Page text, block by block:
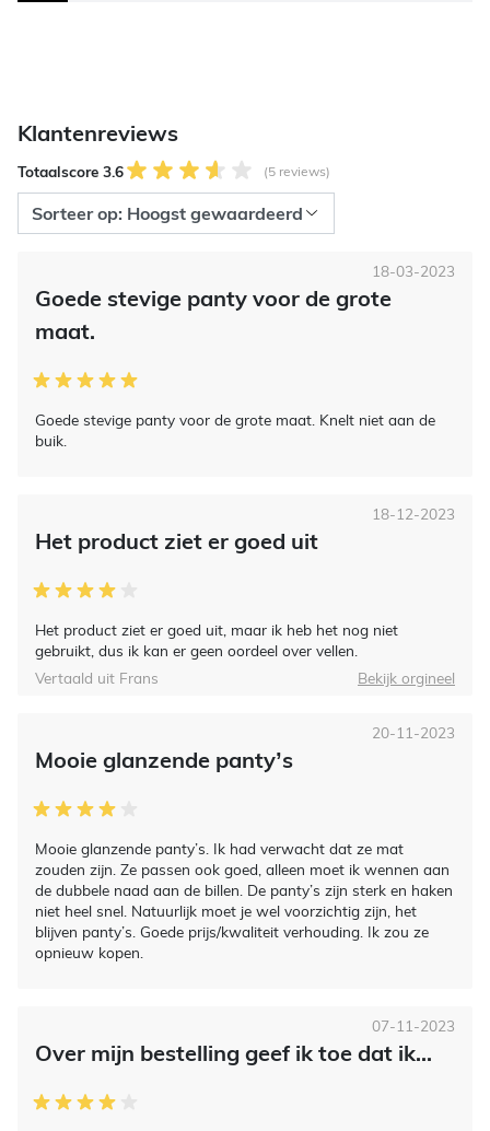
Klantenreviews
Totaalscore 3.6 (5 reviews)
Goede stevige panty voor de grote
maat.
Goede stevige panty voor de grote maat. Knelt niet aan de
buik.
18-03-2023
Het product ziet er goed uit
Het product ziet er goed uit, maar ik heb het nog niet
gebruikt, dus ik kan er geen oordeel over vellen.
18-12-2023
Vertaald uit Frans Bekijk orgineel
Mooie glanzende panty’s
Mooie glanzende panty’s. Ik had verwacht dat ze mat
zouden zijn. Ze passen ook goed, alleen moet ik wennen aan
de dubbele naad aan de billen. De panty’s zijn sterk en haken
niet heel snel. Natuurlijk moet je wel voorzichtig zijn, het
blijven panty’s. Goede prijs/kwaliteit verhouding. Ik zou ze
opnieuw kopen.
20-11-2023
Over mijn bestelling geef ik toe dat ik...
07-11-2023